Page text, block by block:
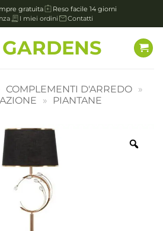
gratuita
Reso facile 14 giorni
I miei ordini Contatti
COMPLEMENTI D'ARREDO »
» PIANTANE